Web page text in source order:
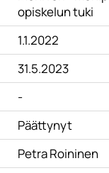
opiskelun tuki
1.1.2022
31.5.2023
-
Päättynyt
Petra Roininen